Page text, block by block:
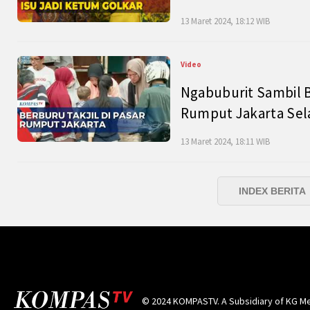
13 Maret 2024, 18:12 WIB
Video
Ngabuburit Sambil
Rumput Jakarta
13 Maret 2024, 18:11 WIB
INDEX BERITA
© 2024 KOMPASTV. A Subsidiary ofKG